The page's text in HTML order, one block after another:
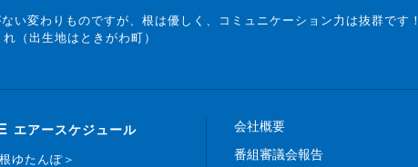
い変わりものですが、根は優しく、コミュニケーション力は抜群です！
（出生地はときがわ町）
エアースケジュール
ゆたんぽ＞
会社概要
番組審議会報告